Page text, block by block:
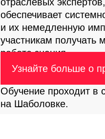
обеспечивает
и их немедленную
участникам
работе знания.
Обучение проходит в
на Шаболовке.
Узнайте больше о